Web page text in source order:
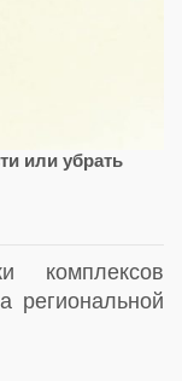
или убрать
комплексов
региональной
или вовсе